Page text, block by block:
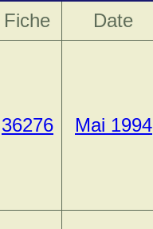
Fiche Date
36276 Mai 1994